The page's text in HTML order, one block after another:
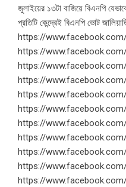
জুলাইয়ের ১৩টা বাজিয়ে বিএনপি
প্রতিটি কেন্দ্রেই বিএনপি ভোট
https://
https://
https://
https://
https://
https://
https://
https://
https://
https://
https://